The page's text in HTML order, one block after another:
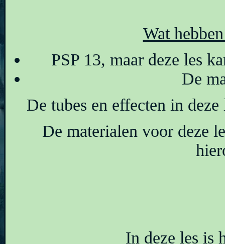
Wat
PSP 13, maar deze les
De
De tubes en effecten in
De materialen voor deze
In deze les is